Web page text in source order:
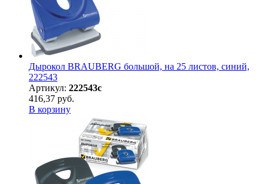
Дырокол BRAUBERG большой, на 25 листов, синий,
222543
Артикул: 222543с
416,37 руб.
В корзину